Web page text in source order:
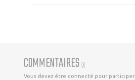
COMMENTAIRES (7)
Vous devez être connecté pour participer